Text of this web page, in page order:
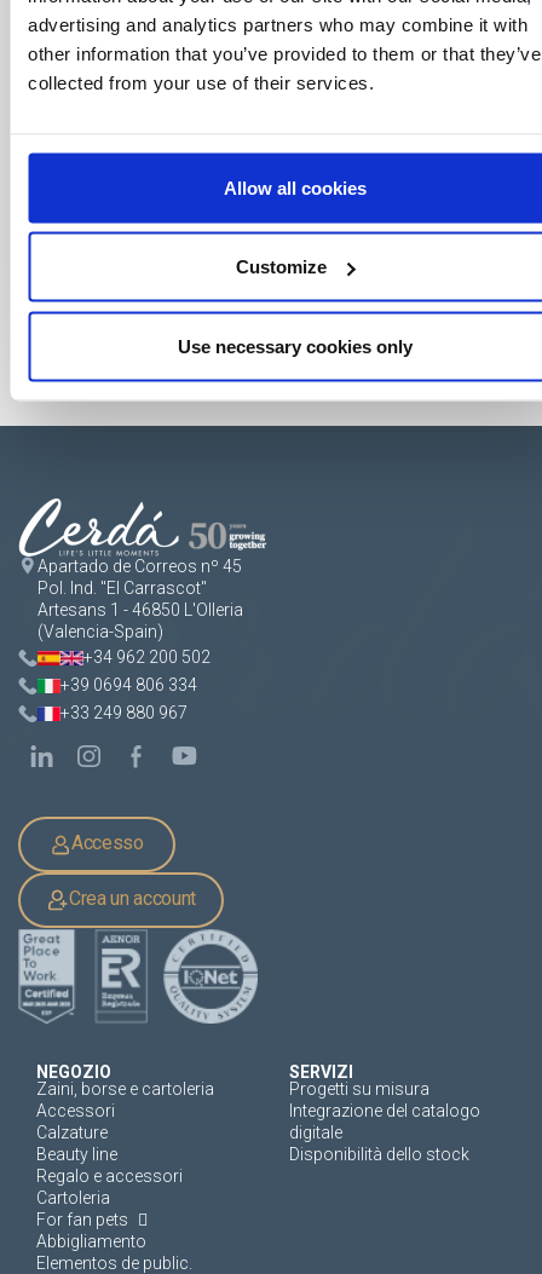
advertising and analytics partners who may combine it with
other information that you’ve provided to them or that they’ve
collected from your use of their services.
Allow all cookies
Customize
Use necessary cookies only
Apartado de Correos nº 45
Pol. Ind. "El Carrascot"
Artesans 1 - 46850 L'Olleria
(Valencia-Spain)
+34 962 200 502
+39 0694 806 334
+33 249 880 967
Accesso
Crea un account
NEGOZIO
Zaini, borse e cartoleria
Accessori
Calzature
Beauty line
Regalo e accessori
Cartoleria
For fan pets
Abbigliamento
Elementos de public.
SERVIZI
Progetti su misura
Integrazione del catalogo
digitale
Disponibilità dello stock